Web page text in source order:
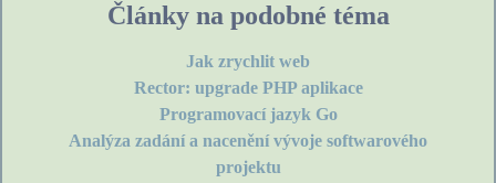
Články na podobné téma
Jak zrychlit web
Rector: upgrade PHP aplikace
Programovací jazyk Go
Analýza zadání a nacenění vývoje softwarového
projektu